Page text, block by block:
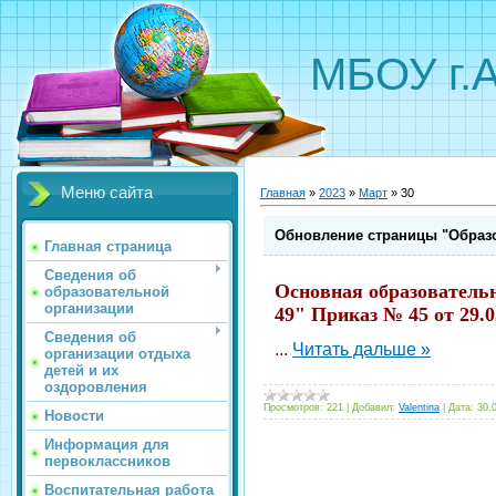
МБОУ
Меню сайта
Главная страница
Сведения об
образовательной
организации
Сведения об
организации отдыха
детей и их
оздоровления
Новости
Информация для
первоклассников
Воспитательная работа
Главная » 2023 » Март » 30
Обновление страницы
Основная
49" Приказ № 45 от
... Читать дальше »
Просмотров: 221 Добавил: Valentina Дата: